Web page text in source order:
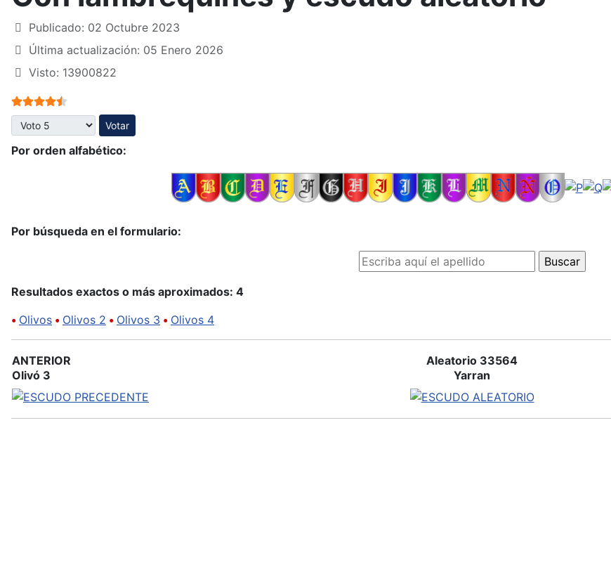
Publicado: 02 Octubre 2023
Última actualización: 05 Enero 2026
Visto: 13900822
Ratio:4.5/
Por favor, vote
Por orden alfabético:
Por búsqueda en el formulario:
Resultados exactos o más aproximados: 4
• Olivos • Olivos 2 • Olivos 3 • Olivos 4
ANTERIOR
Olivó 3
Aleatorio 33564
Yarran